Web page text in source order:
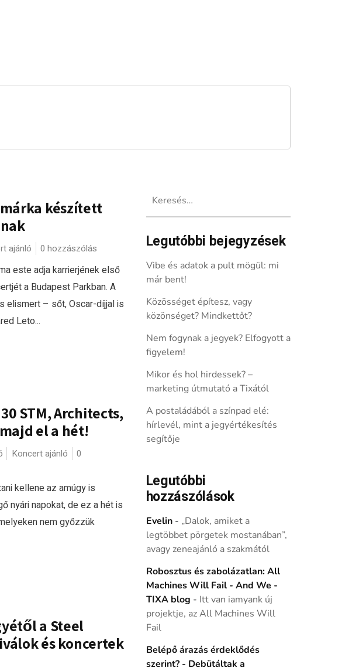
készített
ajánló 0 hozzászólás
este adja karrierjének első
a Budapest Parkban. A
elismert – sőt, Oscar-díjjal is
Leto...
STM, Architects,
el a hét!
Koncert ajánló
0
kellene az amúgy is
nyári napokat, de ez a hét is
nem győzzük
a Steel
és koncertek
Legutóbbi bejegyzések
Vibe és adatok a pult mögül: mi
már bent!
Közösséget építesz, vagy
közönséget? Mindkettőt?
Nem fogynak a jegyek? Elfogyott a
figyelem!
Mikor és hol hirdessek? –
marketing útmutató a Tixától
A postaládából a színpad elé:
hírlevél, mint a jegyértékesítés
segítője
Legutóbbi
hozzászólások
Evelin- „Dalok, amiket a
legtöbbet pörgetek mostanában”,
avagy zeneajánló a szakmától
Robosztus és zabolázatlan: All
Machines Will Fail - And We -
TIXA blog - Itt van iamyank új
projektje, az All Machines Will
Fail
Belépő árazás érdeklődés
szerint? - Debütáltak a